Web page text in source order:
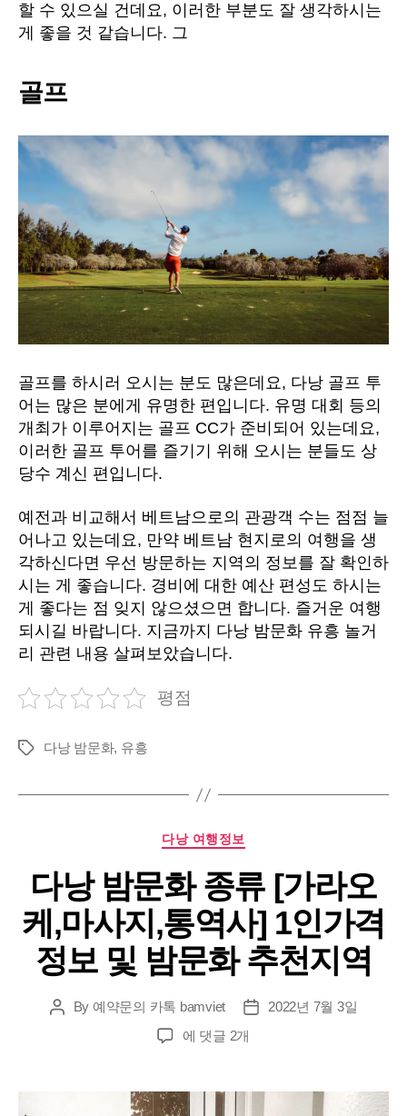
할 수 있으실 건데요, 이러한 부분도 잘 생각하시는
게 좋을 것 같습니다. 그
골프
골프를 하시러 오시는 분도 많은데요, 다낭 골프 투
어는 많은 분에게 유명한 편입니다. 유명 대회 등의
개최가 이루어지는 골프 CC가 준비되어 있는데요,
이러한 골프 투어를 즐기기 위해 오시는 분들도 상
당수 계신 편입니다.
예전과 비교해서 베트남으로의 관광객 수는 점점 늘
어나고 있는데요, 만약 베트남 현지로의 여행을 생
각하신다면 우선 방문하는 지역의 정보를 잘 확인하
시는 게 좋습니다. 경비에 대한 예산 편성도 하시는
게 좋다는 점 잊지 않으셨으면 합니다. 즐거운 여행
되시길 바랍니다. 지금까지 다낭 밤문화 유흥 놀거
리 관련 내용 살펴보았습니다.
평점
Tags 다낭 밤문화, 유흥
Categories
다낭 여행정보
다낭 밤문화 종류 [가라오
케,마사지,통역사] 1인가격
정보 및 밤문화 추천지역
PostBy 예약문의 카톡 bamviet
Post2022년 7월 3일
다
문
에 댓글 2개